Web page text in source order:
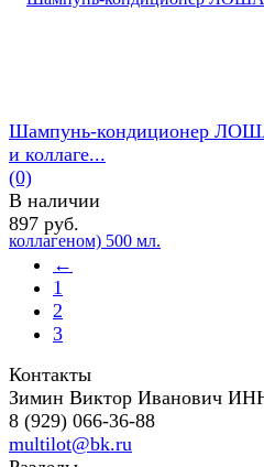
Шампунь-кондиционер
и коллаге...
(0)
В наличии
897 руб.
←
1
2
3
Контакты
Зимин Виктор Иванович
8 (929) 066-36-88
multilot@bk.ru